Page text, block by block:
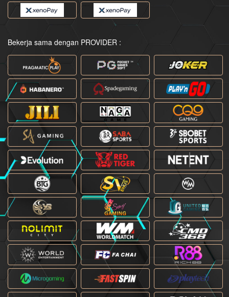
Bekerja sama dengan PROVIDER :